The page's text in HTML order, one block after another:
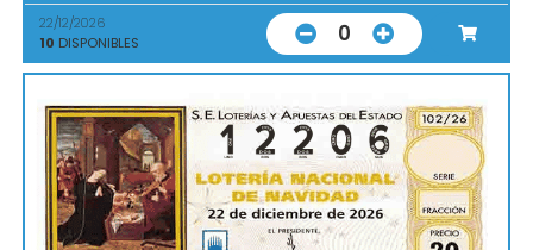
22/12/2026
10 DISPONIBLES 0